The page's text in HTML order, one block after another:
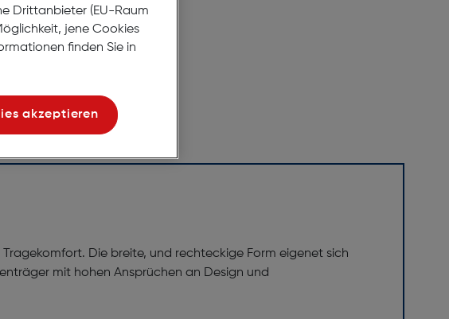
Die breite, und rechteckige Form eigenet sich
mit hohen Ansprüchen an Design und
Drittanbieter (EU-Raum
jene Cookies
finden Sie in
akzeptieren